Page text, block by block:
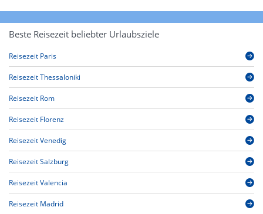
Beste Reisezeit beliebter Urlaubsziele
Reisezeit Paris
Reisezeit Thessaloniki
Reisezeit Rom
Reisezeit Florenz
Reisezeit Venedig
Reisezeit Salzburg
Reisezeit Valencia
Reisezeit Madrid